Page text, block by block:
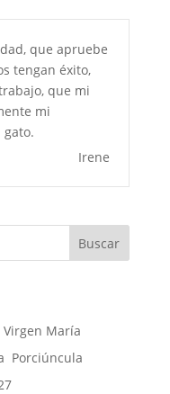
que apruebe
tengan éxito,
que mi
mi
Irene
Buscar
Virgen María
Porciúncula